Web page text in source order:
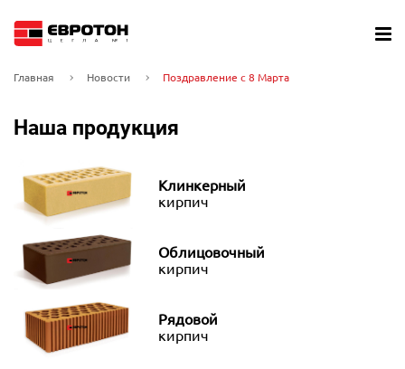
Главная Новости Поздравление с 8 Марта
Наша продукция
Клинкерный
кирпич
Облицовочный
кирпич
Рядовой
кирпич